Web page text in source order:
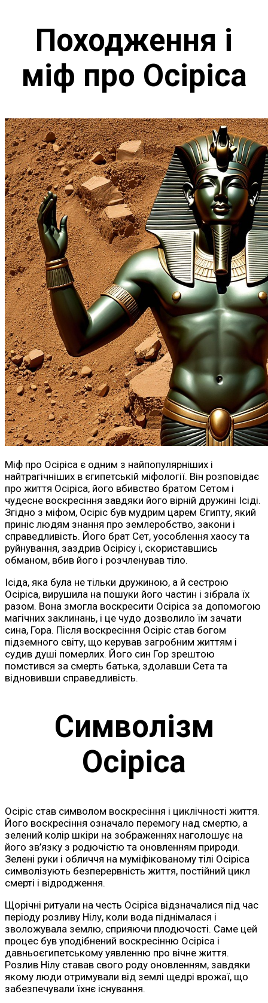
Походження і
міф про Осіріса
Міф про Осіріса є одним з найпопулярніших і
найтрагічніших в єгипетській міфології. Він розповідає
про життя Осіріса, його вбивство братом Сетом і
чудесне воскресіння завдяки його вірній дружині Ісіді.
Згідно з міфом, Осіріс був мудрим царем Єгипту, який
приніс людям знання про землеробство, закони і
справедливість. Його брат Сет, уособлення хаосу та
руйнування, заздрив Осірісу і, скориставшись
обманом, вбив його і розчленував тіло.
Ісіда, яка була не тільки дружиною, а й сестрою
Осіріса, вирушила на пошуки його частин і зібрала їх
разом. Вона змогла воскресити Осіріса за допомогою
магічних заклинань, і це чудо дозволило їм зачати
сина, Гора. Після воскресіння Осіріс став богом
підземного світу, що керував загробним життям і
судив душі померлих. Його син Гор зрештою
помстився за смерть батька, здолавши Сета та
відновивши справедливість.
Символізм
Осіріса
Осіріс став символом воскресіння і циклічності життя.
Його воскресіння означало перемогу над смертю, а
зелений колір шкіри на зображеннях наголошує на
його зв’язку з родючістю та оновленням природи.
Зелені руки і обличчя на муміфікованому тілі Осіріса
символізують безперервність життя, постійний цикл
смерті і відродження.
Щорічні ритуали на честь Осіріса відзначалися під час
періоду розливу Нілу, коли вода піднімалася і
зволожувала землю, сприяючи плодючості. Саме цей
процес був уподібнений воскресінню Осіріса і
давньоєгипетському уявленню про вічне життя.
Розлив Нілу ставав свого роду оновленням, завдяки
якому люди отримували від землі щедрі врожаї, що
забезпечували їхнє існування.